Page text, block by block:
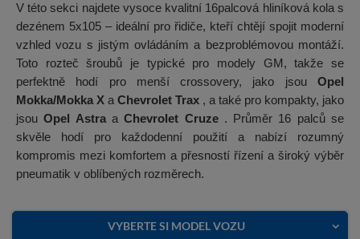
V této sekci najdete vysoce kvalitní 16palcová hliníková kola s
dezénem 5x105 – ideální pro řidiče, kteří chtějí spojit moderní
vzhled vozu s jistým ovládáním a bezproblémovou montáží.
Toto rozteč šroubů je typické pro modely GM, takže se
perfektně hodí pro menší crossovery, jako jsou Opel
Mokka/Mokka X a Chevrolet Trax , a také pro kompakty, jako
jsouOpel AstraaChevrolet Cruze. Průměr 16 palců se
skvěle hodí pro každodenní použití a nabízí rozumný
kompromis mezi komfortem a přesností řízení a široký výběr
pneumatik v oblíbených rozměrech.
VYBERTE SI MODEL VOZU